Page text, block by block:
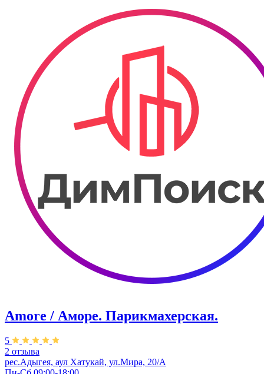
Amore / Аморе. Парикмахерская.
5
2 отзыва
рес.Адыгея, аул Хатукай, ул.Мира, 20/А